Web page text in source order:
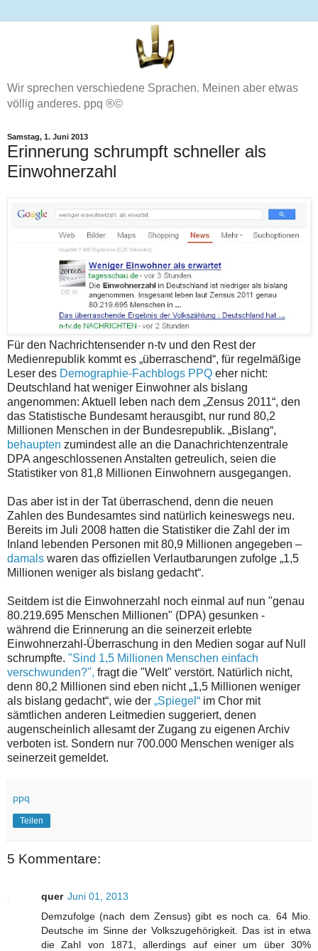
Wir sprechen verschiedene Sprachen. Meinen aber etwas
völlig anderes. ppq ®©
Samstag, 1. Juni 2013
Erinnerung schrumpft schneller als
Einwohnerzahl
Für den Nachrichtensender n-tv und den Rest der
Medienrepublik kommt es „überraschend“, für regelmäßige
Leser des Demographie-Fachblogs PPQ eher nicht:
Deutschland hat weniger Einwohner als bislang
angenommen: Aktuell leben nach dem „Zensus 2011“, den
das Statistische Bundesamt herausgibt, nur rund 80,2
Millionen Menschen in der Bundesrepublik. „Bislang“,
behaupten zumindest alle an die Danachrichtenzentrale
DPA angeschlossenen Anstalten getreulich, seien die
Statistiker von 81,8 Millionen Einwohnern ausgegangen.
Das aber ist in der Tat überraschend, denn die neuen
Zahlen des Bundesamtes sind natürlich keineswegs neu.
Bereits im Juli 2008 hatten die Statistiker die Zahl der im
Inland lebenden Personen mit 80,9 Millionen angegeben –
damals waren das offiziellen Verlautbarungen zufolge „1,5
Millionen weniger als bislang gedacht“.
Seitdem ist die Einwohnerzahl noch einmal auf nun "genau
80.219.695 Menschen Millionen" (DPA) gesunken -
während die Erinnerung an die seinerzeit erlebte
Einwohnerzahl-Überraschung in den Medien sogar auf Null
schrumpfte. "Sind 1,5 Millionen Menschen einfach
verschwunden?", fragt die "Welt" verstört. Natürlich nicht,
denn 80,2 Millionen sind eben nicht „1,5 Millionen weniger
als bislang gedacht“, wie der „Spiegel“ im Chor mit
sämtlichen anderen Leitmedien suggeriert, denen
augenscheinlich allesamt der Zugang zu eigenen Archiv
verboten ist. Sondern nur 700.000 Menschen weniger als
seinerzeit gemeldet.
ppq
Teilen
5 Kommentare:
quer Juni 01, 2013
Demzufolge (nach dem Zensus) gibt es noch ca. 64 Mio.
Deutsche im Sinne der Volkszugehörigkeit. Das ist in etwa
die Zahl von 1871, allerdings auf einer um über 30%